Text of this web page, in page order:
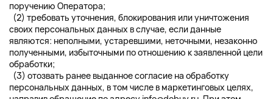
поручению Оператора;
(2) требовать уточнения, блокирования или уничтожения
своих персональных данных в случае, если данные
являются: неполными, устаревшими, неточными, незаконно
полученными, избыточными по отношению к заявленной цели
обработки;
(3) отозвать ранее выданное согласие на обработку
персональных данных, в том числе в маркетинговых целях,